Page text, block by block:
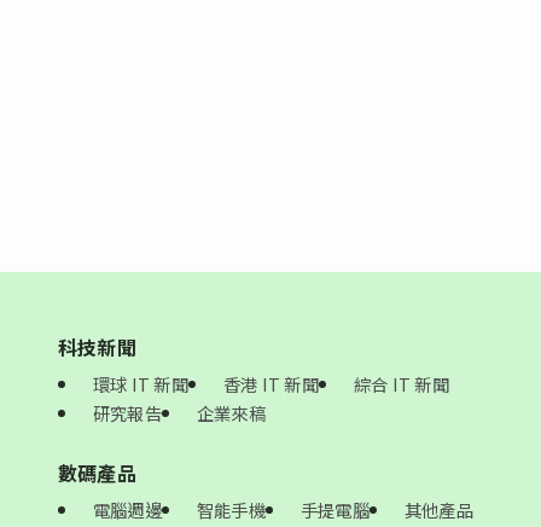
科技新聞
環球 IT 新聞 香港 IT 新聞
綜合 IT 新聞
研究報告
企業來稿
數碼產品
電腦週邊 智能手機 手提電腦 其他產品